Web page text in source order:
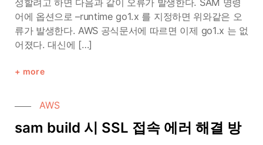
성할려고 하면 다음과 같이 오류가 발생한다. SAM 명령
어에 옵션으로 –runtime go1.x 를 지정하면 위와같은 오
류가 발생한다. AWS 공식문서에 따르면 이제 go1.x 는 없
어졌다. 대신에 […]
more
AWS
sam build 시 SSL 접속 에러 해결 방